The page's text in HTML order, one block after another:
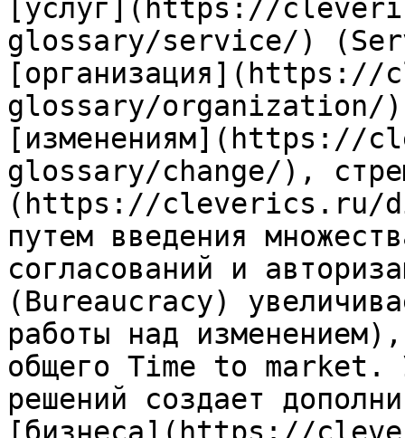
[услуг](https://
glossary/service/)
glossary/organization/)
glossary/change/),
(https://cleverics.ru/
путем введения
согласований и
(Bureaucracy)
работы над
общего Time to market.
решений создает